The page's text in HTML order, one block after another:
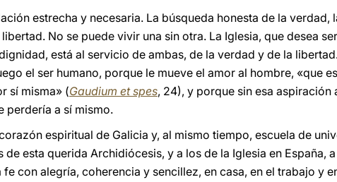
estrecha y necesaria. La búsqueda honesta de la verdad,
No se puede vivir una sin otra. La Iglesia, que desea
está al servicio de ambas, de la verdad y de la
el ser humano, porque le mueve el amor al hombre, «que
sí misma» (Gaudium et spes, 24), y porque sin esa aspiración
perdería a sí mismo.
espiritual de Galicia y, al mismo tiempo, escuela de
esta querida Archidiócesis, y a los de la Iglesia en España,
con alegría, coherencia y sencillez, en casa, en el trabajo y